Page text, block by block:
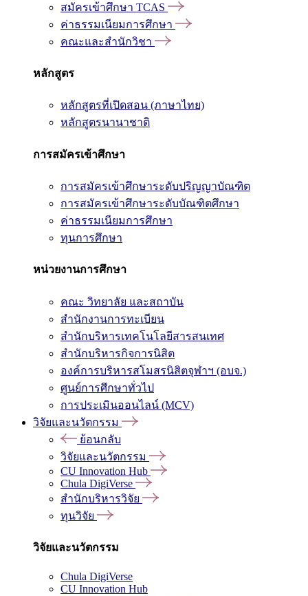
สมัครเข้าศึกษา TCAS
ค่าธรรมเนียมการศึกษา
คณะและสำนักวิชา
หลักสูตร
หลักสูตรที่เปิดสอน (ภาษาไทย)
หลักสูตรนานาชาติ
การสมัครเข้าศึกษา
การสมัครเข้าศึกษาระดับปริญญาบัณฑิต
การสมัครเข้าศึกษาระดับบัณฑิตศึกษา
ค่าธรรมเนียมการศึกษา
ทุนการศึกษา
หน่วยงานการศึกษา
คณะ วิทยาลัย และสถาบัน
สำนักงานการทะเบียน
สำนักบริหารเทคโนโลยีสารสนเทศ
สำนักบริหารกิจการนิสิต
องค์การบริหารสโมสรนิสิตจุฬาฯ (อบจ.)
ศูนย์การศึกษาทั่วไป
การประเมินออนไลน์ (MCV)
วิจัยและนวัตกรรม
ย้อนกลับ
วิจัยและนวัตกรรม
CU Innovation Hub
Chula DigiVerse
สำนักบริหารวิจัย
ทุนวิจัย
วิจัยและนวัตกรรม
Chula DigiVerse
CU Innovation Hub